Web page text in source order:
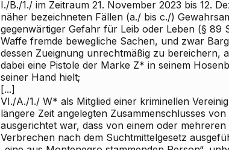
I./B./1./ im Zeitraum 21. November 2023 bis 12.
näher bezeichneten Fällen (a./ bis c./)
gegenwärtiger Gefahr für Leib oder Leben (§ 89
Waffe fremde bewegliche Sachen, und zwar
dessen Zueignung unrechtmäßig zu bereichern,
dabei eine Pistole der Marke Z* in seinem
seiner Hand hielt;
[...]
VI./A./1./ W* als Mitglied einer kriminellen
längere Zeit angelegten Zusammenschlusses
ausgerichtet war, dass von einem oder
Verbrechen nach dem Suchtmittelgesetz